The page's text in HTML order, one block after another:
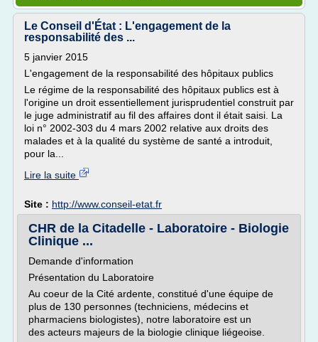
Le Conseil d'État : L'engagement de la
responsabilité des ...
5 janvier 2015
L'engagement de la responsabilité des hôpitaux publics
Le régime de la responsabilité des hôpitaux publics est à
l'origine un droit essentiellement jurisprudentiel construit par
le juge administratif au fil des affaires dont il était saisi. La
loi n° 2002-303 du 4 mars 2002 relative aux droits des
malades et à la qualité du système de santé a introduit,
pour la...
Lire la suite
Site : http://www.conseil-etat.fr
CHR de la Citadelle - Laboratoire - Biologie
Clinique ...
Demande d'information
Présentation du Laboratoire
Au coeur de la Cité ardente, constitué d'une équipe de
plus de 130 personnes (techniciens, médecins et
pharmaciens biologistes), notre laboratoire est un
des acteurs majeurs de la biologie clinique liégeoise.